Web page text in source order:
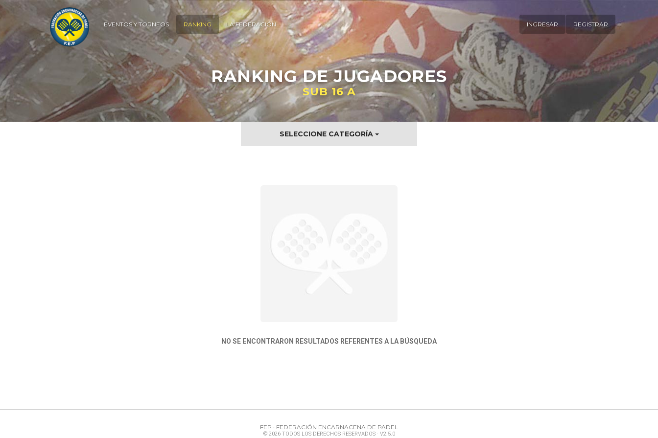
EVENTOS Y TORNEOS RANKING LA FEDERACIÓN INGRESAR REGISTRAR
RANKINGDE JUGADORES
SUB 16 A
SELECCIONE CATEGORÍA
NO SE ENCONTRARON RESULTADOS REFERENTES A LA BÚSQUEDA
FEP · FEDERACIÓN ENCARNACENA DE PADEL
© 2026 TODOS LOS DERECHOS RESERVADOS · V2.5.0